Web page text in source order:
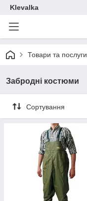
Klevalka
Товари та послуги
Забродні костюми
Сортування